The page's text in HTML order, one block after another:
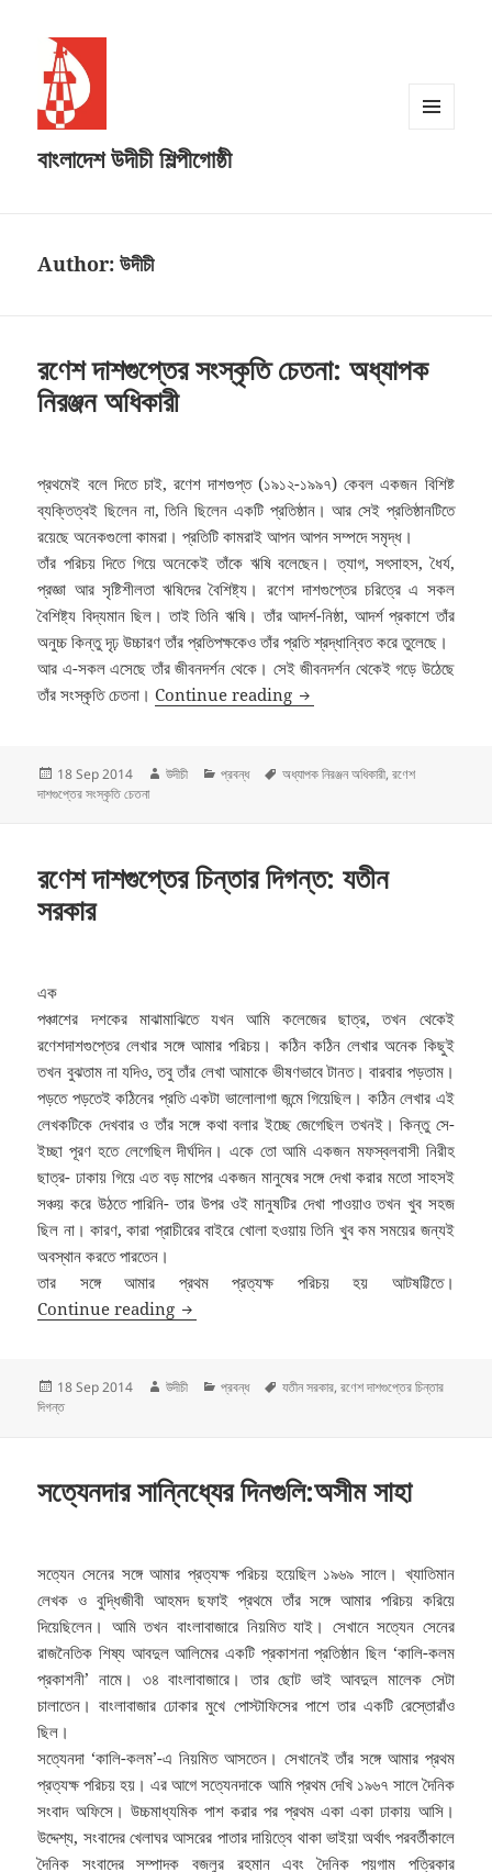
বাংলাদেশ উদীচী শিল্পীগোষ্ঠী
Author:উদীচী
রণেশ দাশগুপ্তের সংস্কৃতি চেতনা: অধ্যাপক
নিরঞ্জন অধিকারী
প্রথমেই বলে দিতে চাই, রণেশ দাশগুপ্ত (১৯১২-১৯৯৭) কেবল একজন বিশিষ্ট
ব্যক্তিত্বই ছিলেন না, তিনি ছিলেন একটি প্রতিষ্ঠান। আর সেই প্রতিষ্ঠানটিতে
রয়েছে অনেকগুলো কামরা। প্রতিটি কামরাই আপন আপন সম্পদে সমৃদ্ধ।
তাঁর পরিচয় দিতে গিয়ে অনেকেই তাঁকে ঋষি বলেছেন। ত্যাগ, সৎসাহস, ধৈর্য,
প্রজ্ঞা আর সৃষ্টিশীলতা ঋষিদের বৈশিষ্ট্য। রণেশ দাশগুপ্তের চরিত্রে এ সকল
বৈশিষ্ট্য বিদ্যমান ছিল। তাই তিনি ঋষি। তাঁর আদর্শ-নিষ্ঠা, আদর্শ প্রকাশে তাঁর
অনুচ্চ কিন্তু দৃঢ় উচ্চারণ তাঁর প্রতিপক্ষকেও তাঁর প্রতি শ্রদ্ধান্বিত করে তুলেছে।
আর এ-সকল এসেছে তাঁর জীবনদর্শন থেকে। সেই জীবনদর্শন থেকেই গড়ে উঠেছে
তাঁর সংস্কৃতি চেতনা।Continue reading রণেশ দাশগুপ্তের সংস্কৃতি চেতনা:
Posted
on
18 Sep 2014 Author
উদীচী Categories
প্রবন্ধ Tags
অধ্যাপক নিরঞ্জন অধিকারী,রণেশ
দাশগুপ্তের সংস্কৃতি চেতনা
রণেশ দাশগুপ্তের চিন্তার দিগন্ত: যতীন
সরকার
এক
পঞ্চাশের দশকের মাঝামাঝিতে যখন আমি কলেজের ছাত্র, তখন থেকেই
রণেশদাশগুপ্তের লেখার সঙ্গে আমার পরিচয়। কঠিন কঠিন লেখার অনেক কিছুই
তখন বুঝতাম না যদিও, তবু তাঁর লেখা আমাকে ভীষণভাবে টানত। বারবার পড়তাম।
পড়তে পড়তেই কঠিনের প্রতি একটা ভালোলাগা জন্মে গিয়েছিল। কঠিন লেখার এই
লেখকটিকে দেখবার ও তাঁর সঙ্গে কথা বলার ইচ্ছে জেগেছিল তখনই। কিন্তু সে-
ইচ্ছা পূরণ হতে লেগেছিল দীর্ঘদিন। একে তো আমি একজন মফস্বলবাসী নিরীহ
ছাত্র- ঢাকায় গিয়ে এত বড় মাপের একজন মানুষের সঙ্গে দেখা করার মতো সাহসই
সঞ্চয় করে উঠতে পারিনি- তার উপর ওই মানুষটির দেখা পাওয়াও তখন খুব সহজ
ছিল না। কারণ, কারা প্রাচীরের বাইরে খোলা হওয়ায় তিনি খুব কম সময়ের জন্যই
অবস্থান করতে পারতেন।
তার সঙ্গে আমার প্রথম প্রত্যক্ষ পরিচয় হয় আটষট্টিতে।
Continue reading রণেশ দাশগুপ্তের চিন্তার দিগন্ত: যতীন সরকার
Posted
on
18 Sep 2014 Author
উদীচী Categories
প্রবন্ধ Tags
যতীন সরকার,রণেশ দাশগুপ্তের চিন্তার
দিগন্ত
সত্যেনদার সান্নিধ্যের দিনগুলি:অসীম সাহা
সত্যেন সেনের সঙ্গে আমার প্রত্যক্ষ পরিচয় হয়েছিল ১৯৬৯ সালে। খ্যাতিমান
লেখক ও বুদ্ধিজীবী আহমদ ছফাই প্রথমে তাঁর সঙ্গে আমার পরিচয় করিয়ে
দিয়েছিলেন। আমি তখন বাংলাবাজারে নিয়মিত যাই। সেখানে সত্যেন সেনের
রাজনৈতিক শিষ্য আবদুল আলিমের একটি প্রকাশনা প্রতিষ্ঠান ছিল ‘কালি-কলম
প্রকাশনী’ নামে। ৩৪ বাংলাবাজারে। তার ছোট ভাই আবদুল মালেক সেটা
চালাতেন। বাংলাবাজার ঢোকার মুখে পোস্টাফিসের পাশে তার একটি রেস্তোরাঁও
ছিল।
সত্যেনদা ‘কালি-কলম’-এ নিয়মিত আসতেন। সেখানেই তাঁর সঙ্গে আমার প্রথম
প্রত্যক্ষ পরিচয় হয়। এর আগে সত্যেনদাকে আমি প্রথম দেখি ১৯৬৭ সালে দৈনিক
সংবাদ অফিসে। উচ্চমাধ্যমিক পাশ করার পর প্রথম একা একা ঢাকায় আসি।
উদ্দেশ্য, সংবাদের খেলাঘর আসরের পাতার দায়িত্বে থাকা ভাইয়া অর্থাৎ পরবর্তীকালে
দৈনিক সংবাদের সম্পাদক বজলুর রহমান এবং দৈনিক পয়গাম পত্রিকার